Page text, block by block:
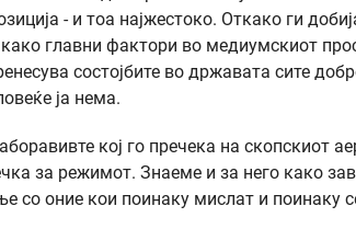
- и тоа најжестоко. Откако ги
главни фактори во медиумскиот
состојбите во државата сите
ја нема.
кој го пречека на скопскиот
за режимот. Знаеме и за него како
со оние кои поинаку мислат и поинаку